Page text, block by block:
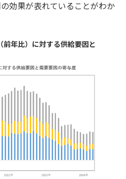
効果が表れていることがわか
前年比）に対する供給要因と